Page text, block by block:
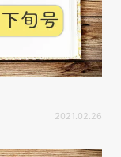
2021.02.26